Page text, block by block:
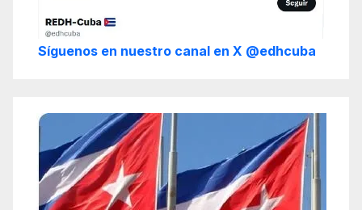
Síguenos en nuestro canal en X @edhcuba